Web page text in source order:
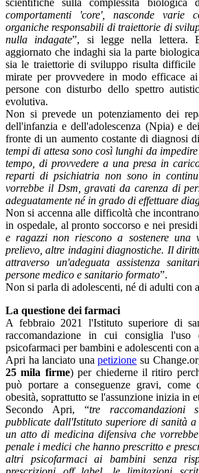
comportamenti 'core', nasconde varie
organiche responsabili di traiettorie di
nulla indagate”, si legge nella lettera.
aggiornato che indaghi sia la parte
sia le traiettorie di sviluppo risulta difficile
mirate per provvedere in modo efficace
persone con disturbo dello spettro
evolutiva.
Non si prevede un potenziamento dei
dell'infanzia e dell'adolescenza (Npia) e
fronte di un aumento costante di diagnosi
tempi di attesa sono così lunghi da
tempo, di provvedere a una presa in
reparti di psichiatria non sono in
vorrebbe il Dsm, gravati da carenza di
adeguatamente né in grado di effettuare
Non si accenna alle difficoltà che
in ospedale, al pronto soccorso e nei
e ragazzi non riescono a sostenere una
prelievo, altre indagini diagnostiche. Il
attraverso un'adeguata assistenza
persone medico e sanitario formato”.
Non si parla di adolescenti, né di adulti con
La questione dei farmaci
A febbraio 2021 l'Istituto superiore di
raccomandazione in cui consiglia
psicofarmaci per bambini e adolescenti con
Apri ha lanciato unapetizione su
25 mila firme) per chiederne il ritiro
può portare a conseguenze gravi, come
obesità, soprattutto se l'assunzione inizia in
Secondo Apri, “tre
pubblicate dall'Istituto superiore di sanità
un atto di medicina difensiva che
penale i medici che hanno prescritto e
altri psicofarmaci ai bambini senza